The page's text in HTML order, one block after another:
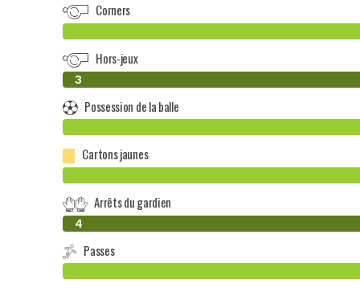
Corners
Hors-jeux
0
3
Possession de la balle
Cartons jaunes
Arrêts du gardien
0
4
Passes